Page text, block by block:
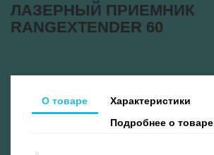
ЛАЗЕРНЫЙ ПРИЕМНИК
RANGEXTENDER 60
О товаре
Характеристики
Подробнее о товаре